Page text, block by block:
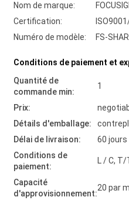
Nom de marque:
Certification:
Numéro de modèle:
FS-
Conditions de paiement et
Quantité de
commande min:
1
Prix:
Détails d'emballage:
Délai de livraison:
60 jours
Conditions de
paiement:
L / C, T/
Capacité
d'approvisionnement:
20 par